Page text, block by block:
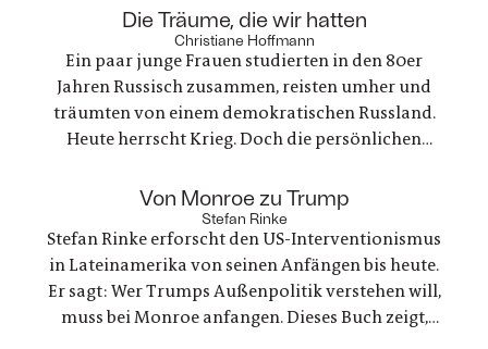
anderes heraus. Es geht um nichts weniger als die
große Frage nach Gerechtigkeit. Eine
nervenaufreibende Ermittlung beginnt
Die Träume, die wir hatten
Christiane Hoffmann
Ein paar junge Frauen studierten in den 80er
Jahren Russisch zusammen, reisten umher und
träumten von einem demokratischen Russland.
Heute herrscht Krieg. Doch die persönlichen
gerade als eine der Frauen stirbt. Ein Buch über
Trauer und Hoffnung in deutsch-ukranisch-
russischen Beziehungen
Von Monroe zu Trump
Stefan Rinke
Stefan Rinke erforscht den US-Interventionismus
in Lateinamerika von seinen Anfängen bis heute.
Er sagt: Wer Trumps Außenpolitik verstehen will,
muss bei Monroe anfangen. Dieses Buch zeigt,